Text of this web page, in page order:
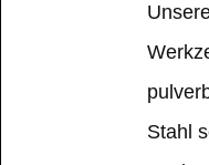
Stahl